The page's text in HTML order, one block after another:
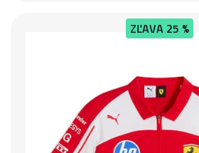
ZĽAVA25 %